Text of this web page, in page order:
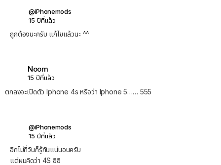
@iPhonemods
15 ปีที่แล้ว
ถูกต้องนะครับ แก้ไขแล้วนะ ^^
Noom
15 ปีที่แล้ว
ตกลงจะเปิดตัว Iphone 4s หรือว่า Iphone 5…… 555
@iPhonemods
15 ปีที่แล้ว
อีกไม่กี่วันก็รู้กันแน่นอนครับ
แต่ผมคิดว่า 4S อิอิ